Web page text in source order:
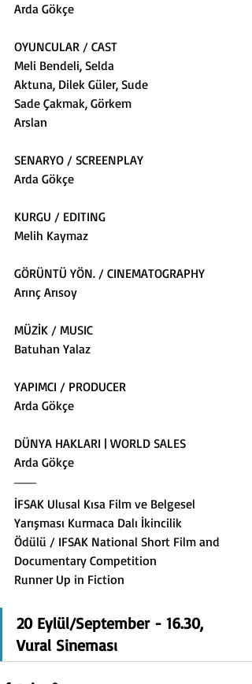
Arda Gökçe
OYUNCULAR / CAST
Meli Bendeli, Selda
Aktuna, Dilek Güler, Sude
Sade Çakmak, Görkem
Arslan
SENARYO / SCREENPLAY
Arda Gökçe
KURGU / EDITING
Melih Kaymaz
GÖRÜNTÜ YÖN. / CINEMATOGRAPHY
Arınç Arısoy
MÜZİK / MUSIC
Batuhan Yalaz
YAPIMCI / PRODUCER
Arda Gökçe
DÜNYA HAKLARI | WORLD SALES
Arda Gökçe
İFSAK Ulusal Kısa Film ve Belgesel
Yarışması Kurmaca Dalı İkincilik
Ödülü / IFSAK National Short Film and
Documentary Competition
Runner Up in Fiction
20 Eylül/September - 16.30,
Vural Sineması